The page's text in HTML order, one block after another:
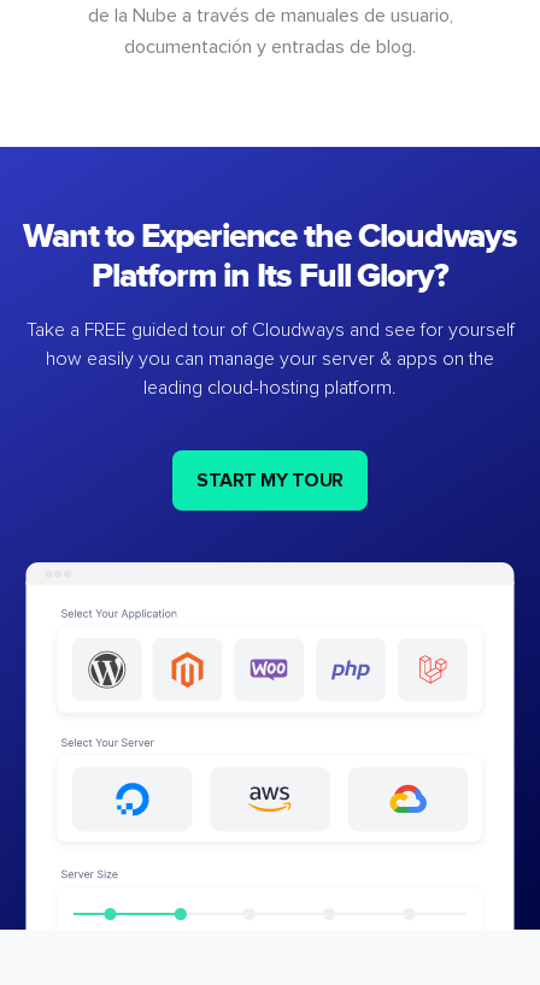
de la Nube a través de manuales de usuario,
documentación y entradas de blog.
Want to Experience the Cloudways
Platform in Its Full Glory?
Take a FREE guided tour of Cloudways and see for yourself
how easily you can manage your server & apps on the
leading cloud-hosting platform.
START MY TOUR